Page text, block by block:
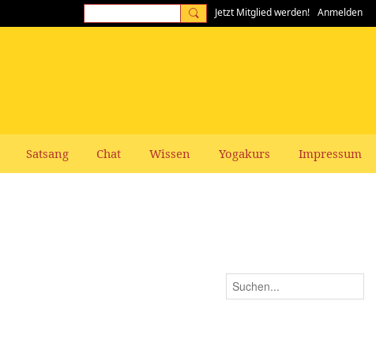
Jetzt Mitglied werden! Anmelden
Satsang Chat Wissen Yogakurs Impressum